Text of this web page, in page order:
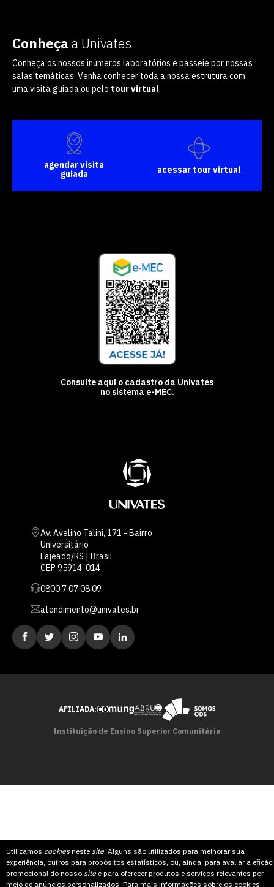
Utilizamos cookiesneste site. Alguns são utilizados para melhorar sua
experiência, outros para propósitos estatísticos, ou, ainda, para avaliar a
promocional do nosso site e para oferecer produtos e serviços relevantes por
meio de anúncios personalizados. Para mais informações sobre os cookies
Conheça a Univates
Conheça os nossos inúmeros laboratórios e passeie por nossas
salas temáticas. Venha conhecer toda a nossa estrutura com
uma visita guiada ou pelo tour virtual.
agendar visita
guiada
acessar tour virtual
Consulte aqui o cadastro da Univates
no sistema e-MEC.
Av. Avelino Talini, 171 - Bairro
Universitário
Lajeado/RS | Brasil
CEP 95914-014
0800 7 07 08 09
atendimento@univates.br
AFILIADA:
Instituição de Ensino Superior Comunitária